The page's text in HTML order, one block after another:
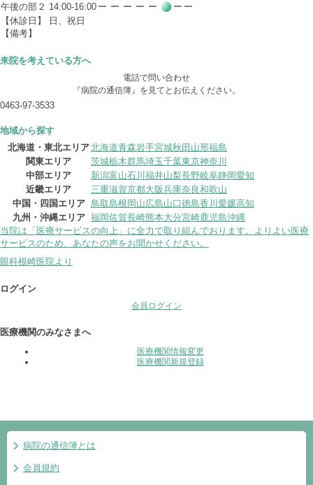
午後の部２ 14:00-16:00 ー ー ー ー ー ー ー
【休診日】 日、祝日
【備考】
来院を考えている方へ
電話で問い合わせ
『病院の通信簿』を見てとお伝えください。
0463-97-3533
地域から探す
北海道・東北エリア北海道青森岩手宮城秋田 山形福島
関東エリア
茨城栃木群馬埼玉千葉東京神奈川
中部エリア
新潟富山石川 福井山梨長野岐阜静岡愛知
近畿エリア
三重滋賀京都大阪兵庫奈良和歌山
中国・四国エリア 鳥取島根 岡山広島山口徳島香川 愛媛高知
九州・沖縄エリア 福岡佐賀長崎熊本大分宮崎鹿児島沖縄
当院は「医療サービスの向上」に全力で取り組んでおります。よりよい医療
サービスのため、あなたの声をお聞かせください。
眼科根崎医院より
ログイン
会員ログイン
医療機関のみなさまへ
医療機関情報変更
医療機関新規登録
病院の通信簿とは
会員規約